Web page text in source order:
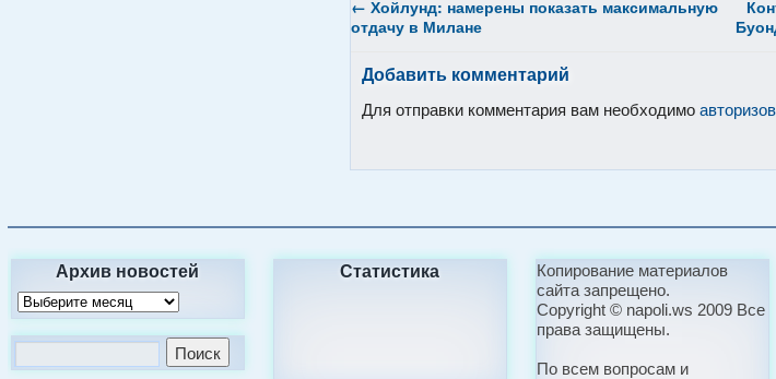
← Хойлунд: намерены показать максимальную
отдачу в Милане
Добавить комментарий
Для отправки комментария вам необходимо
Архив новостей Статистика
Копирование материалов
сайта запрещено.
Copyright © napoli.ws 2009 Все
права защищены.
По всем вопросам и